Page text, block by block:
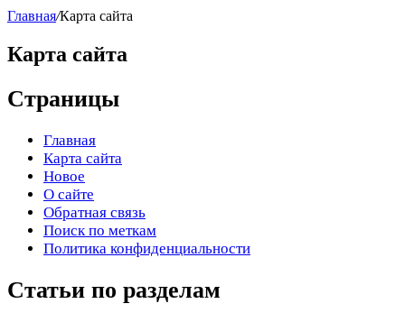
Главная/Карта сайта
Карта сайта
Страницы
Главная
Карта сайта
Новое
О сайте
Обратная связь
Поиск по меткам
Политика конфиденциальности
Статьи по разделам